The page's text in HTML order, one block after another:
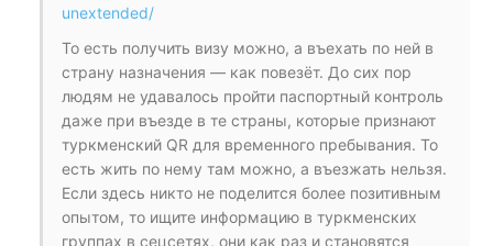
unextended/
То есть получить визу можно, а въехать по ней в
страну назначения — как повезёт. До сих пор
людям не удавалось пройти паспортный контроль
даже при въезде в те страны, которые признают
туркменский QR для временного пребывания. То
есть жить по нему там можно, а въезжать нельзя.
Если здесь никто не поделится более позитивным
опытом, то ищите информацию в туркменских
группах в сецсетях, они как раз и становятся